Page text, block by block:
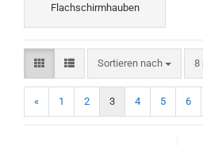
Flachschirmhauben
Sortieren nach
Sortieren nach 8
« 1 2 3 4 5 6